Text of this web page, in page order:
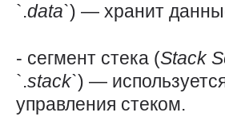
`.data`) — хранит
- сегмент стека (Stack
`.stack`) —
управления стеком.